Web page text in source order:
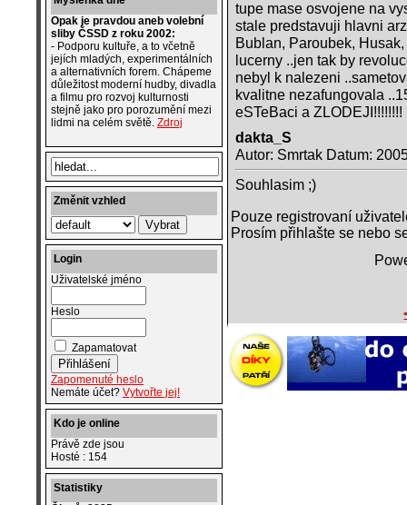
Opak je pravdou aneb volební
sliby ČSSD z roku 2002:
- Podporu kultuře, a to včetně
jejích mladých, experimentálních
a alternativních forem. Chápeme
důležitost moderní hudby, divadla
a filmu pro rozvoj kulturnosti
stejně jako pro porozumění mezi
lidmi na celém světě. Zdroj
Změnit vzhled
Login
Uživatelské jméno
Heslo
Zapamatovat
Zapomenuté heslo
Nemáte účet? Vytvořte jej!
Kdo je online
Právě zde jsou
Hosté : 154
Statistiky
tupe mase osvojene na
stale predstavuji hlavni
Bublan, Paroubek,
lucerny ..jen tak by
nebyl k nalezeni
kvalitne nezafungovala
eSTeBaci a
dakta_S
Autor: Smrtak Datum:
Souhlasim ;)
Pouze registrovaní
Prosím přihlašte se nebo